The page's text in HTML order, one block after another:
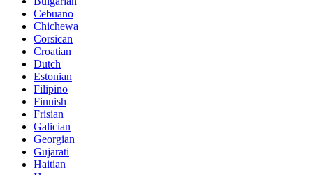
Cebuano
Chichewa
Corsican
Croatian
Dutch
Estonian
Filipino
Finnish
Frisian
Galician
Georgian
Gujarati
Haitian